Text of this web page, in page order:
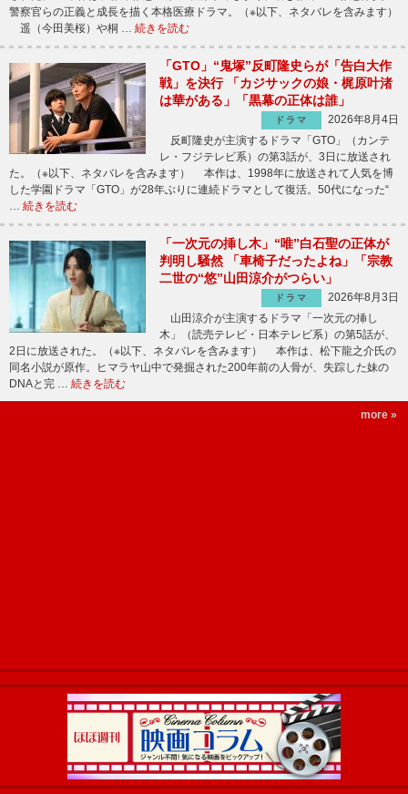
警察官らの正義と成長を描く本格医療ドラマ。（※以下、ネタバレを含みます）
遥（今田美桜）や桐 … 続きを読む
「GTO」“鬼塚”反町隆史らが「告白大作
戦」を決行 「カジサックの娘・梶原叶渚
は華がある」「黒幕の正体は誰」
ドラマ
2026年8月4日
反町隆史が主演するドラマ「GTO」（カンテ
レ・フジテレビ系）の第3話が、3日に放送され
た。（※以下、ネタバレを含みます） 本作は、1998年に放送されて人気を博
した学園ドラマ「GTO」が28年ぶりに連続ドラマとして復活。50代になった“
… 続きを読む
「一次元の挿し木」“唯”白石聖の正体が
判明し騒然 「車椅子だったよね」「宗教
二世の“悠”山田涼介がつらい」
ドラマ
2026年8月3日
山田涼介が主演するドラマ「一次元の挿し
木」（読売テレビ・日本テレビ系）の第5話が、
2日に放送された。（※以下、ネタバレを含みます） 本作は、松下龍之介氏の
同名小説が原作。ヒマラヤ山中で発掘された200年前の人骨が、失踪した妹の
DNAと完 … 続きを読む
more »